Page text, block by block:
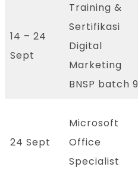
14 – 24
Sept
Training &
Sertifikasi
Digital
Marketing
BNSP batch 9
24 Sept
Microsoft
Office
Specialist